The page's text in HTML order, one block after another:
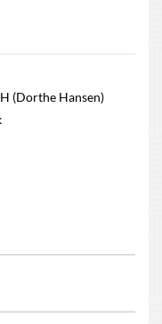
(Dorthe Hansen)